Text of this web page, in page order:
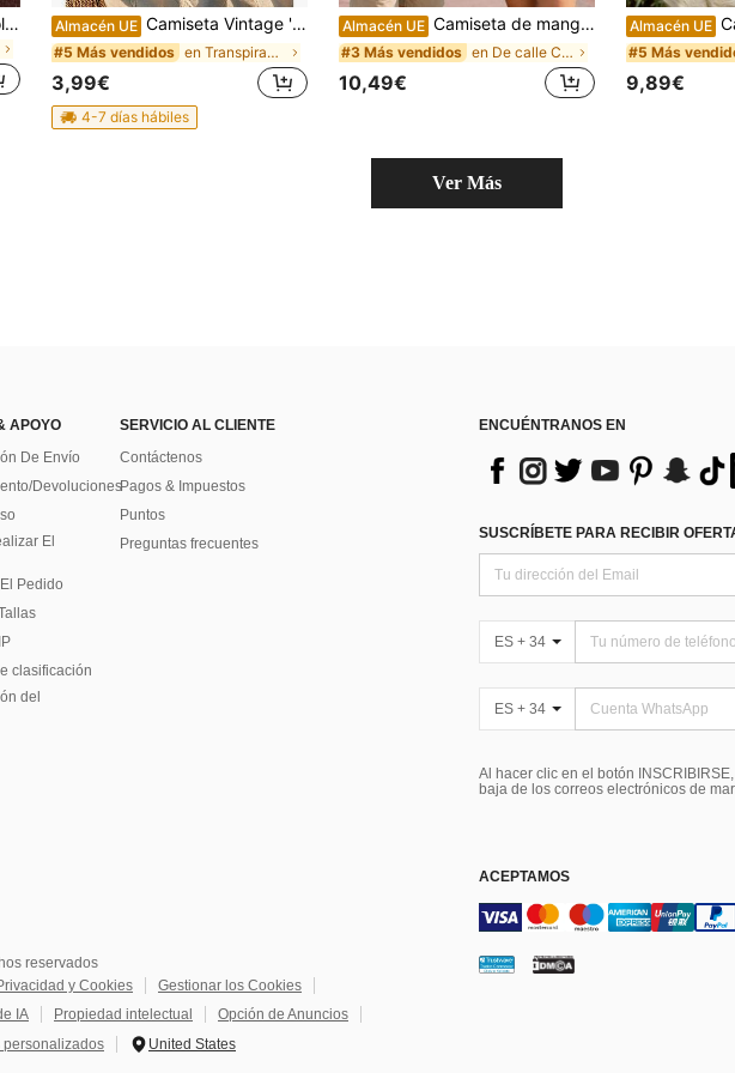
OVDY Camiseta de tirantes holgada con estampado de corazón vintage unisex, camisa sin mangas para festivales de música Almacén UE Camiseta Vintage '92 de la Exposición Universal de Sevilla para Hombre - Camiseta Gráfica Retro de Sevilla 92 con el Logo de la Expo
#5 Más vendidos en Transpirable Tops para hombre
3,99€
4-7 días hábiles
Almacén UE Camiseta de manga corta Disney Mickey Minnie 2026 para parejas, camiseta de verano casual, estilo dibujos animados, look combinado, conjunto familiar
#3 Más vendidos en De calle Camisetas de hombre
10,49€
Almacén UE Camiseta
#5 Más
9,89€
Ver Más
APOYO
De Envío
Devoluciones
El
Pedido
clasificación
del
SERVICIO AL CLIENTE
Contáctenos
Pagos & Impuestos
Puntos
Preguntas frecuentes
ENCUÉNTRANOS EN
SUSCRÍBETE PARA RECIBIR
ES + 34
ES + 34
Al hacer clic en el botón
baja de los correos electrónicos de
ACEPTAMOS
reservados
y Cookies
Gestionar los Cookies
IA Propiedad intelectual
Opción de Anuncios
personalizados
United States